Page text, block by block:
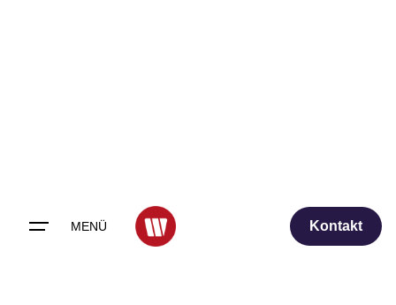
MENÜ Kontakt